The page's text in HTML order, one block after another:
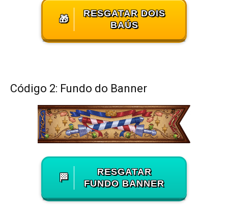
🎁
RESGATAR DOIS
BAÚS
Código 2: Fundo do Banner
🏁
RESGATAR
FUNDO BANNER